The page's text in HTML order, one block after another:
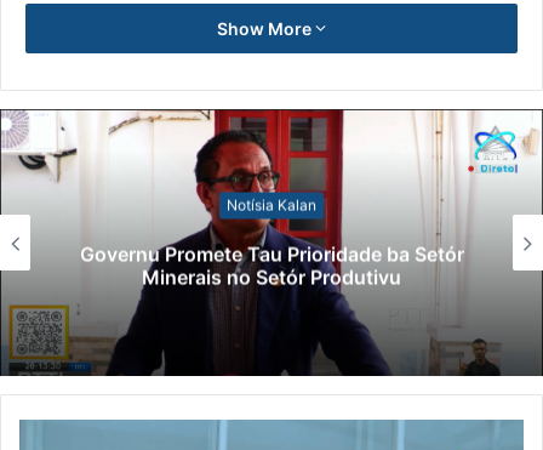
Show More
Notísia Kalan
Governu Promete Tau Prioridade ba Setór
Minerais no Setór Produtivu